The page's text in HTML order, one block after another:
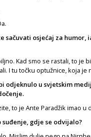
sačuvati osjećaj za
Kad smo se rastali, to je
I tu točku optužnice, koja
odjeknulo u svjetskim
to je Ante Paradžik imao u
gdje se odvijalo?